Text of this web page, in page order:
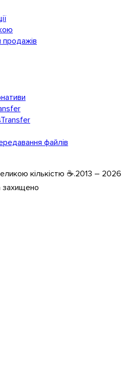
продажів
файлів
кількістю ☕.2013 – 2026
захищено